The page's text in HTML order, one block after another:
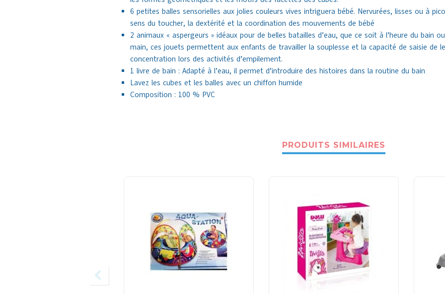
6 petites balles sensorielles aux jolies couleurs vives intriguera bébé. Nervurées, lisses ou à
sens du toucher, la dextérité et la coordination des mouvements de bébé
2 animaux « aspergeurs » idéaux pour de belles batailles d’eau, que ce soit à l’heure du bain
main, ces jouets permettent aux enfants de travailler la souplesse et la capacité de saisie de
concentration lors des activités d’empilement.
1 livre de bain : Adapté à l’eau, il permet d’introduire des histoires dans la routine du bain
Lavez les cubes et les balles avec un chiffon humide
Composition : 100 % PVC
PRODUITS SIMILAIRES